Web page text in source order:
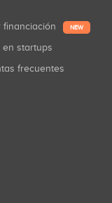
financiación NEW
en startups
frecuentes